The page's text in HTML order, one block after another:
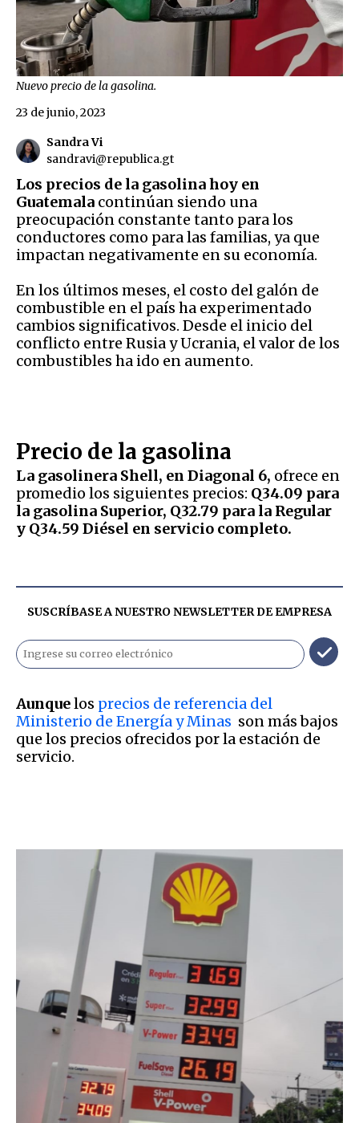
Nuevo precio de la gasolina.
Sandra Vi
sandravi@republica.gt
23 de junio, 2023
Los precios de la gasolina hoy en
Guatemala continúan siendo una
preocupación constante tanto para los
conductores como para las familias, ya que
impactan negativamente en su economía.
En los últimos meses, el costo del galón de
combustible en el país ha experimentado
cambios significativos. Desde el inicio del
conflicto entre Rusia y Ucrania, el valor de los
combustibles ha ido en aumento.
Precio de la gasolina
La gasolinera Shell, en Diagonal 6, ofrece en
promedio los siguientes precios: Q34.09 para
la gasolina Superior, Q32.79 para la Regular
y Q34.59 Diésel en servicio completo.
SUSCRÍBASE A NUESTRO NEWSLETTER DEEMPRESA
Aunquelos precios de referencia del
Ministerio de Energía y Minas son más bajos
que los precios ofrecidos por la estación de
servicio.